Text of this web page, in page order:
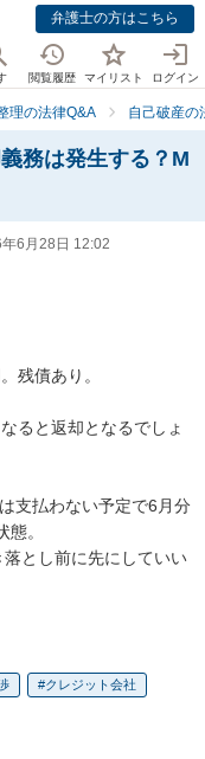
弁護士の方はこちら
閲覧履歴 マイリスト ログイン
理の法律Q&A 自己破産の
務は発生する？M
6月28日 12:02
残債あり。
ると返却となるでしょ
支払わない予定で6月分
。
とし前に先にしていい
クレジット会社